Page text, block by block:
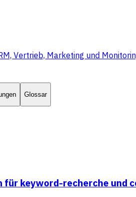
Vertrieb, Marketing und
Glossar
keyword-recherche und